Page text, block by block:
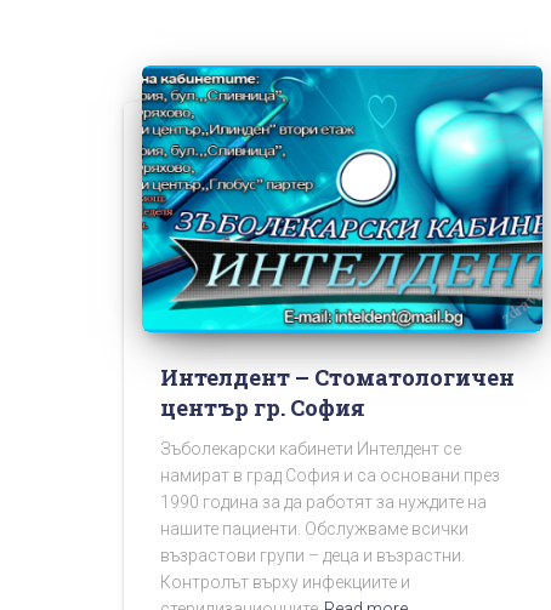
Интелдент – Стоматологичен
център гр. София
Зъболекарски кабинети Интелдент се
намират в град София и са основани през
1990 година за да работят за нуждите на
нашите пациенти. Обслужваме всички
възрастови групи – деца и възрастни.
Контролът върху инфекциите и